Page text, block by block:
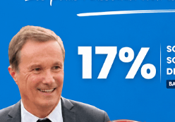
Présomption de légitimité